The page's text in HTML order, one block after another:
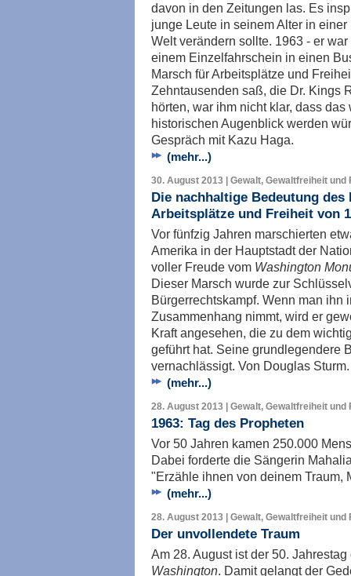
davon in den Zeitungen las. Es
junge Leute in seinem Alter in
Welt verändern sollte. 1963 - er
einem Einzelfahrschein in einen
Marsch für Arbeitsplätze und
Zehntausenden saß, die Dr. Kings
hörten, war ihm nicht klar, dass
historischen Augenblick werden
Gespräch mit Kazu Haga.
(mehr...)
30. August 2013 | Gewalt, Gewaltfreiheit und
Die nachhaltige Bedeutung
Arbeitsplätze und Freiheit von
Vor fünfzig Jahren marschierten
Amerika in der Hauptstadt der
voller Freude vom Washington
Dieser Marsch wurde zur
Bürgerrechtskampf. Wenn man
Zusammenhang nimmt, wird er
Kraft angesehen, die zu dem
geführt hat. Seine grundlegendere
vernachlässigt. Von Douglas Sturm.
(mehr...)
28. August 2013 | Gewalt, Gewaltfreiheit und
1963: Tag des Propheten
Vor 50 Jahren kamen 250.000
Dabei forderte die Sängerin
"Erzähle ihnen von deinem Traum,
(mehr...)
28. August 2013 | Gewalt, Gewaltfreiheit und
Der unvollendete Traum
Am 28. August ist der 50.
Washington. Damit gelangt der